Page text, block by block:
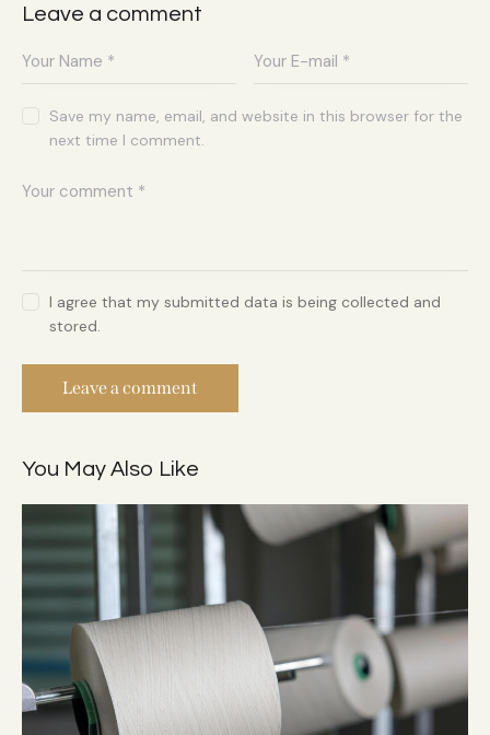
Leave a comment
Save my name, email, and website in this browser for the
next time I comment.
I agree that my submitted data is being collected and
stored.
You May Also Like